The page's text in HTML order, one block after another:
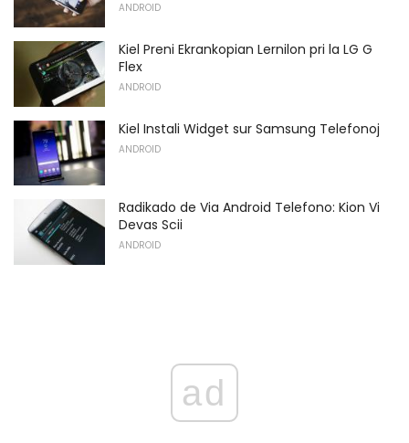
ANDROID
Kiel Preni Ekrankopian Lernilon pri la LG G
Flex
ANDROID
Kiel Instali Widget sur Samsung Telefonoj
ANDROID
Radikado de Via Android Telefono: Kion Vi
Devas Scii
ANDROID
ad